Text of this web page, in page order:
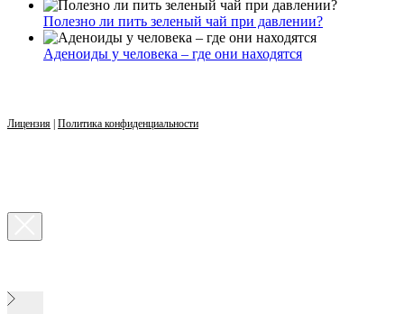
Полезно ли пить зеленый чай при давлении?
Аденоиды у человека – где они находятся
Лицензия | Политика конфиденциальности